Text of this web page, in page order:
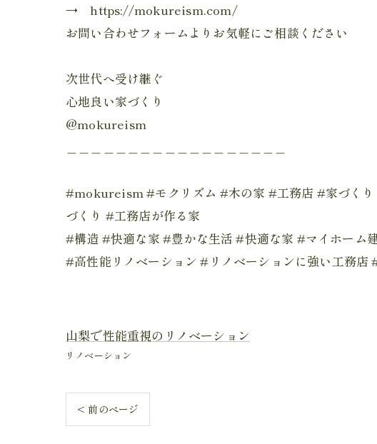
→ https://mokureism.com/
お問い合わせフォームよりお気軽にご相談ください
次世代へ受け継ぐ
心地良い家づくり
@mokureism
#mokureism #モクリズム #木の家 #工務店 #家づく
づくり #工務店が作る家
#構造 #快適な家 #豊かな生活 #快適な家 #マイホーム
#高性能リノベーション #リノベーションに強い工務
山梨で性能重視のリノベーション
リノベーション
< 前のページ